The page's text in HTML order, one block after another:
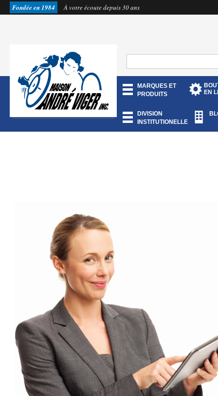
Fondée en 1984 À votre écoute depuis 30 ans
MARQUES ET
PRODUITS
EN
DIVISION
INSTITUTIONELLE